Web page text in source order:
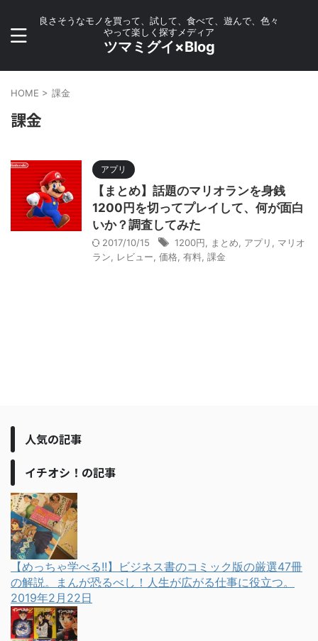
良さそうなモノを買って、試して、食べて、遊んで、色々
やって楽しく探すメディア
ツマミグイ×Blog
HOME > 課金
課金
アプリ
【まとめ】話題のマリオランを身銭
1200円を切ってプレイして、何が面白
いか？調査してみた
2017/10/15 1200円 まとめ アプリ
マリオ
ラン
レビュー 価格 有料 課金
人気の記事
イチオシ！の記事
【めっちゃ学べる!!】ビジネス書のコミック版の厳選47冊
の解説。まんが恐るべし！人生が広がる仕事に役立つ。
2019年2月22日